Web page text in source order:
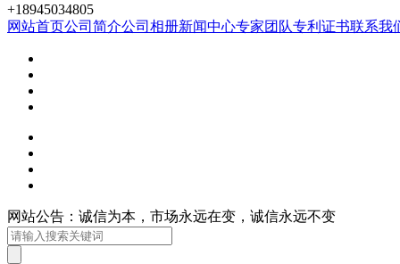
+18945034805
网站首页公司简介公司相册新闻中心专家团队专利证书联系我
网站公告：诚信为本，市场永远在变，诚信永远不变